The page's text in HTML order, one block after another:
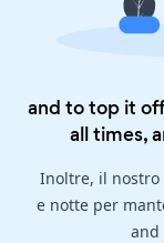
and to top it
all times,
Inoltre, il
e notte per
and